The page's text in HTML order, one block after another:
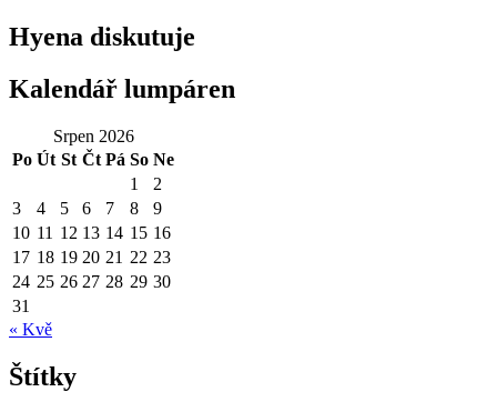
Hyena diskutuje
Kalendář lumpáren
Srpen 2026
Po Út St Čt Pá So Ne
1
2
3
4 5 6 7 8
9
10 11 12 13 14 15 16
17 18 19 20 21 22 23
24 25 26 27 28 29 30
31
« Kvě
Štítky